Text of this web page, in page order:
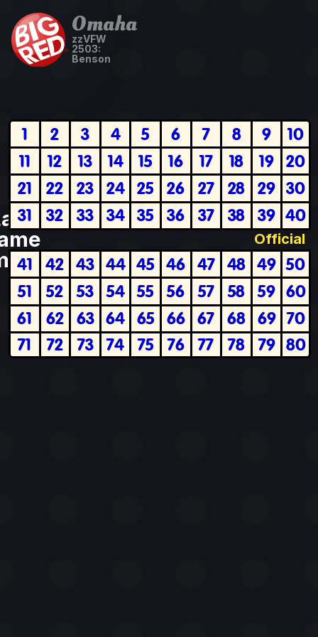
Omaha
zzVFW
2503:
Benson
1 2 3 4 5 6 7 8 9
10
11
12 13 14 15 16 17 18 19 20
21
22 23 24 25 26 27 28 29 30
31
32 33 34 35 36 37 38 39 40
41 42 43 44 45 46 47 48 49 50
51
52 53 54 55 56 57 58 59 60
61
62 63 64 65 66 67 68 69 70
71
72 73 74 75 76 77 78 79 80
Official